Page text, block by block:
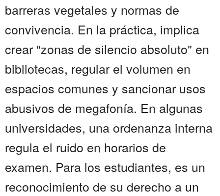
barreras vegetales y normas de
convivencia. En la práctica, implica
crear "zonas de silencio absoluto" en
bibliotecas, regular el volumen en
espacios comunes y sancionar usos
abusivos de megafonía. En algunas
universidades, una ordenanza interna
regula el ruido en horarios de
examen. Para los estudiantes, es un
reconocimiento de su derecho a un